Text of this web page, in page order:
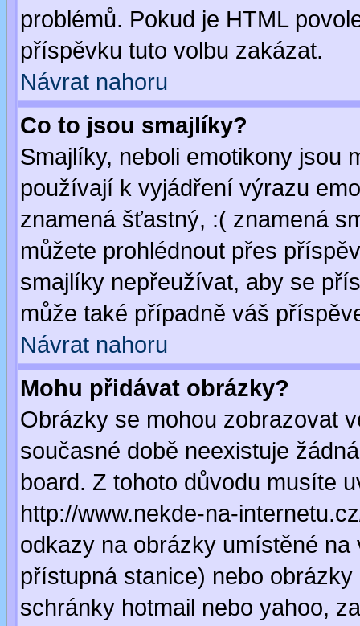
problémů. Pokud je HTML
příspěvku tuto volbu zakázat.
Návrat nahoru
Co to jsou smajlíky?
Smajlíky, neboli emotikony jsou
používají k vyjádření výrazu
znamená šťastný, :( znamená
můžete prohlédnout přes
smajlíky nepřeužívat, aby se
může také případně váš
Návrat nahoru
Mohu přidávat obrázky?
Obrázky se mohou zobrazovat
současné době neexistuje
board. Z tohoto důvodu musíte
http://www.nekde-na-
odkazy na obrázky umístěné
přístupná stanice) nebo
schránky hotmail nebo yahoo,